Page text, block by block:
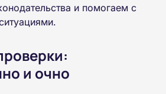
и помогаем с
и очно